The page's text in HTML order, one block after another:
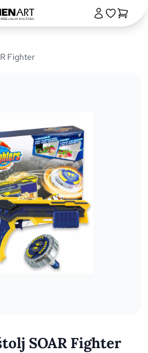
Fighter
SOAR Fighter